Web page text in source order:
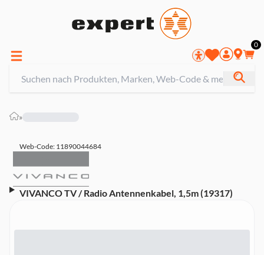
0
»
Web-Code: 11890044684
VIVANCO TV / Radio Antennenkabel, 1,5m (19317)